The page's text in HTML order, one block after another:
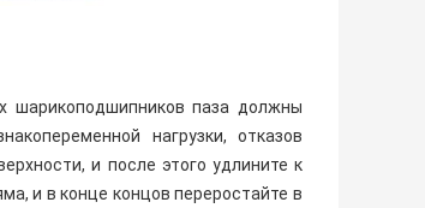
шарикоподшипников паза должны
нагрузки, отказов
и после этого удлините к
и в конце концов переростайте в